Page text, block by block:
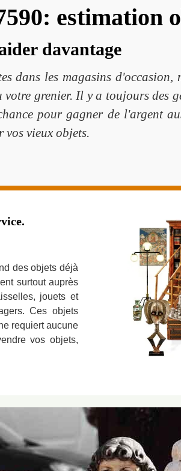
estimation
davantage
dans les magasins
grenier. Il y a toujours des
pour gagner de l'argent
vos vieux objets.
des objets déjà
surtout auprès
jouets et
Ces objets
requiert aucune
vos objets,